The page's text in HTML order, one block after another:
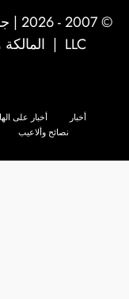
© 2007 - 2026 | جميع الحقوق محفوظة لشركة
LLC
|
أخبار أخبار على
نصائح وألاعيب